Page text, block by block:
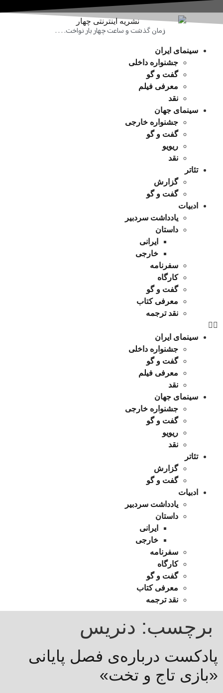
زمان گذشت و ساعت چهار بار نواخت. . . .
سینمای ایران
جشنواره داخلی
گفت و گو
معرفی فیلم
نقد
سینمای جهان
جشنواره خارجی
گفت و گو
ریویو
نقد
تئاتر
گزارش
گفت و گو
ادبیات
یادداشت سردبیر
داستان
ایرانی
خارجی
سفرنامه
کارگاه
گفت و گو
معرفی کتاب
نقد ترجمه
سینمای ایران
جشنواره داخلی
گفت و گو
معرفی فیلم
نقد
سینمای جهان
جشنواره خارجی
گفت و گو
ریویو
نقد
تئاتر
گزارش
گفت و گو
ادبیات
یادداشت سردبیر
داستان
ایرانی
خارجی
سفرنامه
کارگاه
گفت و گو
معرفی کتاب
نقد ترجمه
برچسب: دنریس
پادکست درباره‌ی فصل پایانی
«بازی تاج و تخت»